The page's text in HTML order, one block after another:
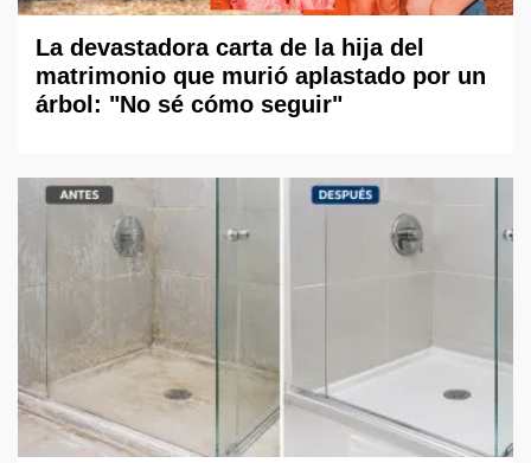
La devastadora carta de la hija del
matrimonio que murió aplastado por un
árbol: "No sé cómo seguir"